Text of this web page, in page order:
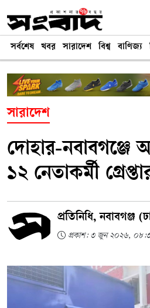
সর্বশেষ খবর সারাদেশ বিশ্ব বাণিজ্য
সারাদেশ
দোহার-নবাবগঞ্জে
১২ নেতাকর্মী
প্রতিনিধি, নবাবগঞ্জ
প্রকাশ: ৩ জুন ২০২৬,